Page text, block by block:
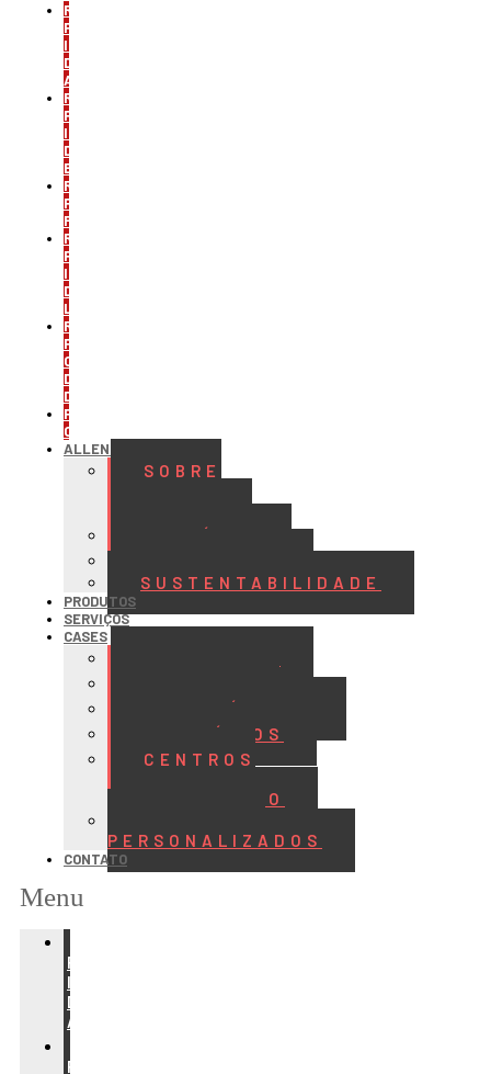
REFRIGERAÇÃO
PARA
INDÚSTRIA
DE
ALIMENTOS
REFRIGERAÇÃO
PARA
INDÚSTRIA
DE
BEBIDAS
REFRIGERAÇÃO
PARA
FRIGORÍFICOS
REFRIGERAÇÃO
PARA
INDÚSTRIA
DE
LATICÍNIOS
REFRIGERAÇÃO
PARA
CENTROS
DE
DISTRIBUIÇÃO
PROJETOS
CUSTOMIZADOS
ALLENGE
SOBRE
HISTÓRIA
SUSTENTABILIDADE
PRODUTOS
SERVIÇOS
CASES
FRIGORÍFICOS
LATICÍNIOS
CENTROS
DISTRIBUIÇÃO
PERSONALIZADOS
CONTATO
Menu
PARA
INDÚSTRIA
DE
ALIMENTOS
PARA